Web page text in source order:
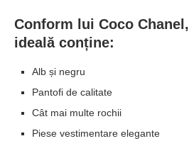
Conform lui Coco
ideală conține:
Alb și negru
Pantofi de calitate
Cât mai multe rochii
Piese vestimentare elegante